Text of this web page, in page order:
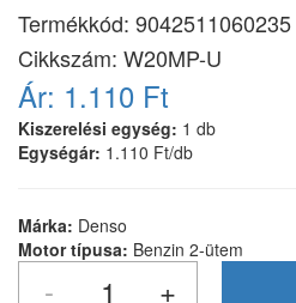
Termékkód: 9042511060235
Cikkszám: W20MP-U
Ár: 1.110 Ft
Kiszerelési egység: 1 db
Egységár: 1.110 Ft/db
Márka: Denso
Motor típusa: Benzin 2-ütem